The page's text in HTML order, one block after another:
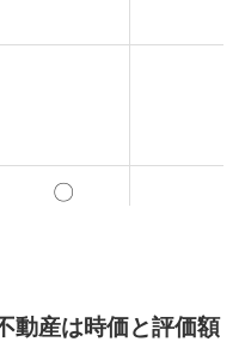
〇
〇
動産は時価と評価額